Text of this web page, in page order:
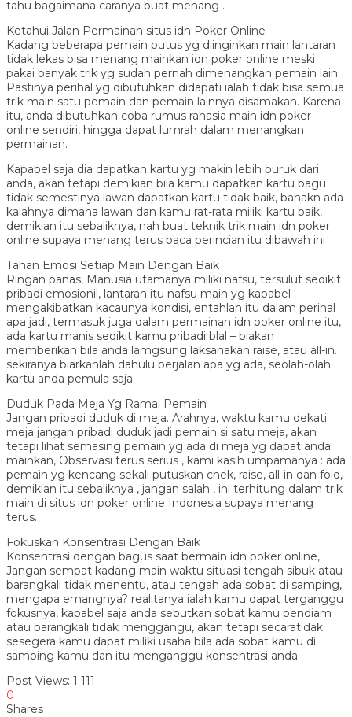
tahu bagaimana caranya buat menang .
Ketahui Jalan Permainan situs idn Poker Online
Kadang beberapa pemain putus yg diinginkan main lantaran
tidak lekas bisa menang mainkan idn poker online meski
pakai banyak trik yg sudah pernah dimenangkan pemain lain.
Pastinya perihal yg dibutuhkan didapati ialah tidak bisa semua
trik main satu pemain dan pemain lainnya disamakan. Karena
itu, anda dibutuhkan coba rumus rahasia main idn poker
online sendiri, hingga dapat lumrah dalam menangkan
permainan.
Kapabel saja dia dapatkan kartu yg makin lebih buruk dari
anda, akan tetapi demikian bila kamu dapatkan kartu bagu
tidak semestinya lawan dapatkan kartu tidak baik, bahakn ada
kalahnya dimana lawan dan kamu rat-rata miliki kartu baik,
demikian itu sebaliknya, nah buat teknik trik main idn poker
online supaya menang terus baca perincian itu dibawah ini
Tahan Emosi Setiap Main Dengan Baik
Ringan panas, Manusia utamanya miliki nafsu, tersulut sedikit
pribadi emosionil, lantaran itu nafsu main yg kapabel
mengakibatkan kacaunya kondisi, entahlah itu dalam perihal
apa jadi, termasuk juga dalam permainan idn poker online itu,
ada kartu manis sedikit kamu pribadi blal – blakan
memberikan bila anda lamgsung laksanakan raise, atau all-in.
sekiranya biarkanlah dahulu berjalan apa yg ada, seolah-olah
kartu anda pemula saja.
Duduk Pada Meja Yg Ramai Pemain
Jangan pribadi duduk di meja. Arahnya, waktu kamu dekati
meja jangan pribadi duduk jadi pemain si satu meja, akan
tetapi lihat semasing pemain yg ada di meja yg dapat anda
mainkan, Observasi terus serius , kami kasih umpamanya : ada
pemain yg kencang sekali putuskan chek, raise, all-in dan fold,
demikian itu sebaliknya , jangan salah , ini terhitung dalam trik
main di situs idn poker online Indonesia supaya menang
terus.
Fokuskan Konsentrasi Dengan Baik
Konsentrasi dengan bagus saat bermain idn poker online,
Jangan sempat kadang main waktu situasi tengah sibuk atau
barangkali tidak menentu, atau tengah ada sobat di samping,
mengapa emangnya? realitanya ialah kamu dapat terganggu
fokusnya, kapabel saja anda sebutkan sobat kamu pendiam
atau barangkali tidak menggangu, akan tetapi secaratidak
sesegera kamu dapat miliki usaha bila ada sobat kamu di
samping kamu dan itu menganggu konsentrasi anda.
Post Views: 1 111
0
Shares